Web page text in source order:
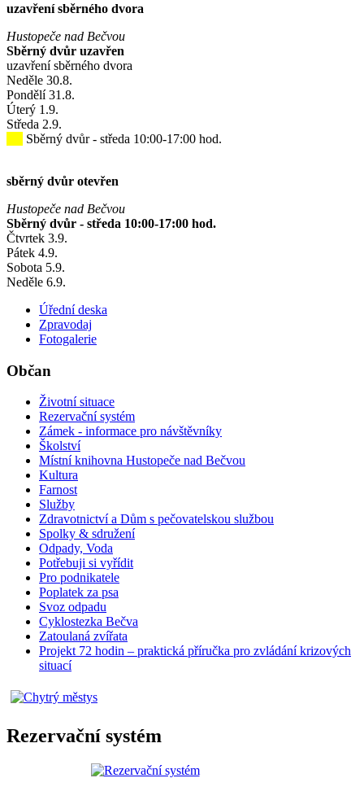
uzavření sběrného dvora
Hustopeče nad Bečvou
Sběrný dvůr uzavřen
uzavření sběrného dvora
Neděle 30.8.
Pondělí31 .8.
Úterý 1 .9.
Středa 2.9.
Sběrný dvůr - středa 10:00-17:00 hod.
sběrný dvůr otevřen
Hustopeče nad Bečvou
Sběrný dvůr - středa 10:00-17:00 hod.
Čtvrtek 3.9.
Pátek 4.9.
Sobota 5.9.
Neděle 6.9.
Úřední deska
Zpravodaj
Fotogalerie
Občan
Životní situace
Rezervační systém
Zámek - informace pro návštěvníky
Školství
Místní knihovna Hustopeče nad Bečvou
Kultura
Farnost
Služby
Zdravotnictví a Dům s pečovatelskou službou
Spolky & sdružení
Odpady, Voda
Potřebuji si vyřídit
Pro podnikatele
Poplatek za psa
Svoz odpadu
Cyklostezka Bečva
Zatoulaná zvířata
Projekt 72 hodin – praktická příručka pro zvládání krizových
situací
Rezervační systém